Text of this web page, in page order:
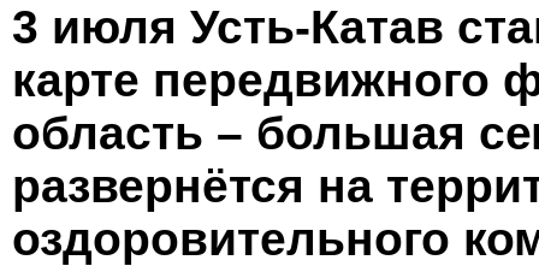
3 июля Усть-Катав
карте передвижного
область – большая
развернётся на
оздоровительного